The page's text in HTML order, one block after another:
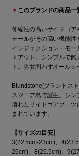
▼ このブランドの商品一
伸縮性の高いサイドゴア
テールがその高い機能性
インジェクション・モ
トアウト。シンプルで
ト。男女問わずオール
Blundstone[ブランドス
スマニア島で誕生。シ
優れたサイドゴアブーツ
まれています。
【サイズの目安】
3(22.5cm-23cm)、
26cm)、8(26.5cm)、